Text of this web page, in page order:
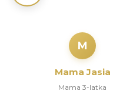
M
Mama Jasia
Mama 3-latka